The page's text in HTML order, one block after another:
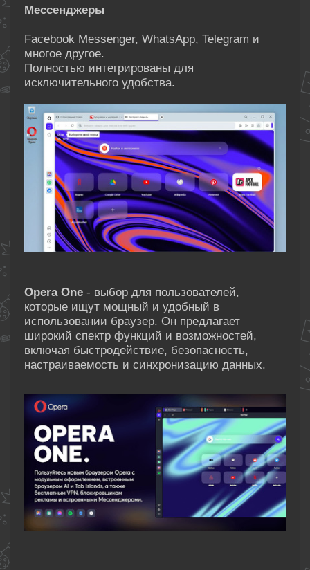
Мессенджеры
Facebook Messenger, WhatsApp, Telegram и
многое другое.
Полностью интегрированы для
исключительного удобства.
Opera One - выбор для пользователей,
которые ищут мощный и удобный в
использовании браузер. Он предлагает
широкий спектр функций и возможностей,
включая быстродействие, безопасность,
настраиваемость и синхронизацию данных.